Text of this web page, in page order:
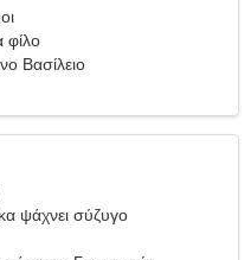
φίλο
Βασίλειο
ψάχνει σύζυγο